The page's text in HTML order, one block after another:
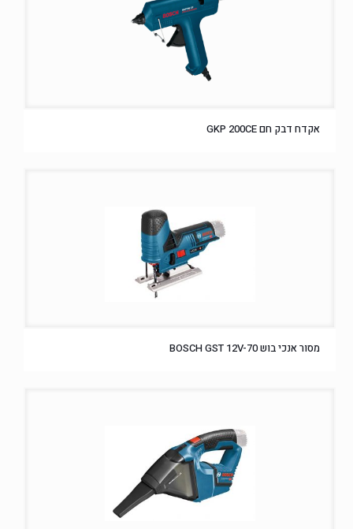
אקדח דבק חם GKP 200CE
מסור אנכי בוש BOSCH GST 12V-70